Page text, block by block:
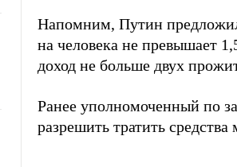
Напомним, Путин
на человека не превышает
доход не больше двух
Ранее уполномоченный по
разрешить тратить